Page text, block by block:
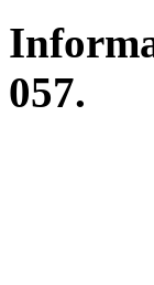
057.